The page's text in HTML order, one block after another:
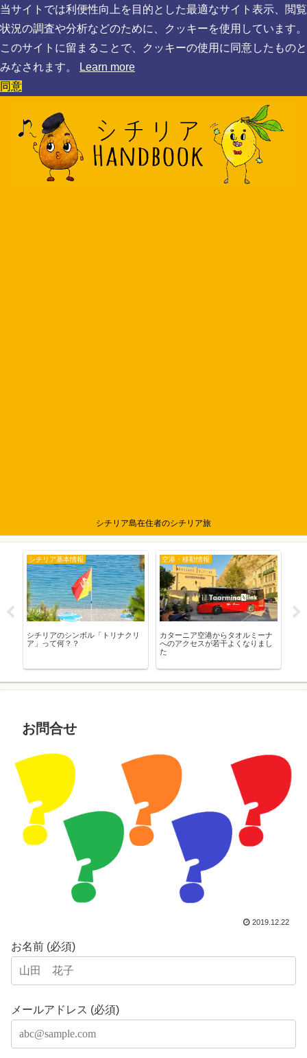
当サイトでは利便性向上を目的とした最適なサイト表示、閲覧
状況の調査や分析などのために、クッキーを使用しています。
このサイトに留まることで、クッキーの使用に同意したものと
みなされます。
Learn more
同意
シチリア島在住者のシチリア旅
シチリア基本情報
シチリアのシンボル「トリナクリ
ア」って何？？
空港・移動情報
カターニア空港からタオルミーナ
へのアクセスが若干よくなりまし
た
お問合せ
2019.12.22
お名前 (必須)
メールアドレス (必須)